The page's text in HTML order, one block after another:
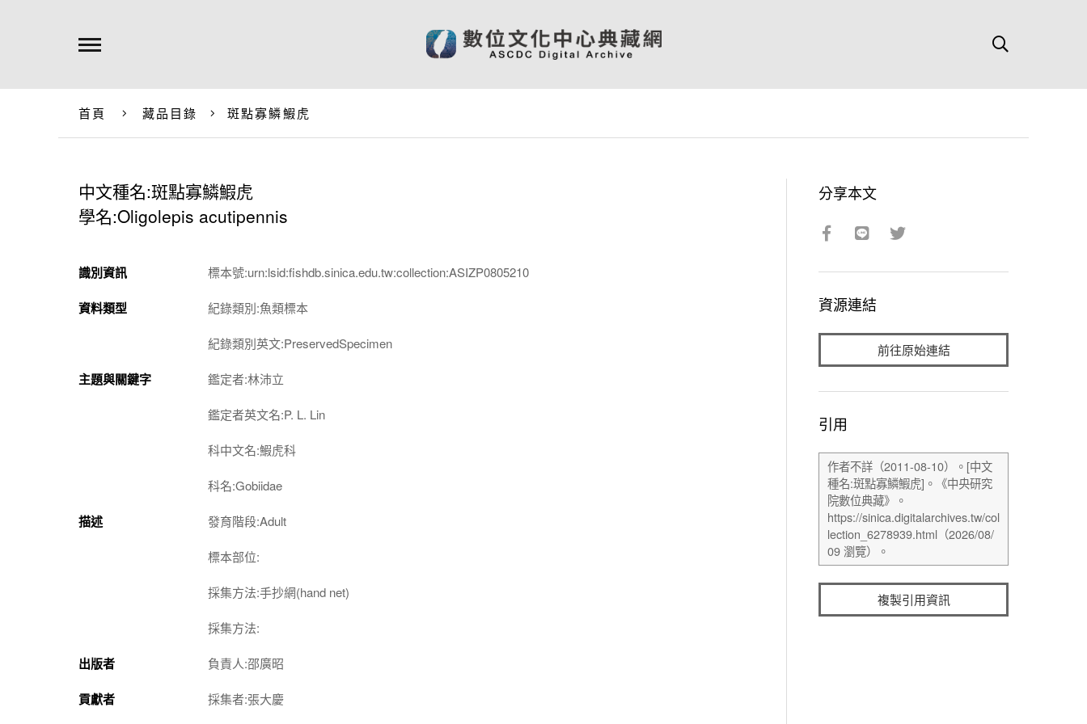
首頁 藏品目錄 斑點寡鱗鰕虎
中文種名:斑點寡鱗鰕虎
學名:Oligolepis acutipennis
識別資訊 標本號:urn:lsid:fishdb.sinica.edu.tw:collection:ASIZP0805210
資料類型 紀錄類別:魚類標本
紀錄類別英文:PreservedSpecimen
主題與關鍵字 鑑定者:林沛立
鑑定者英文名:P. L. Lin
科中文名:鰕虎科
科名:Gobiidae
描述 發育階段:Adult
標本部位:
採集方法:手抄網(hand net)
採集方法:
出版者 負責人:邵廣昭
貢獻者 採集者:張大慶
分享本文
資源連結
前往原始連結
引用
複製引用資訊